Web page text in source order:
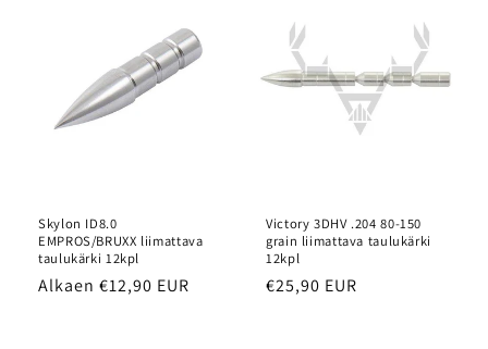
Skylon ID8.0
EMPROS/BRUXX liimattava
taulukärki 12kpl
Normaalihinta
Alkaen €12,90 EUR
Victory 3DHV .204 80-150
grain liimattava taulukärki
12kpl
Normaalihinta
€25,90 EUR